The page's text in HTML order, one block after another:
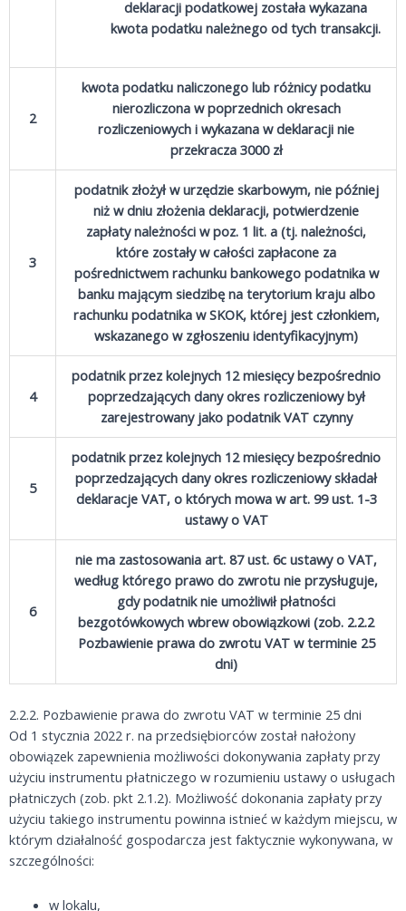
deklaracji podatkowej została wykazana
kwota podatku należnego od tych transakcji.
2
kwota podatku naliczonego lub różnicy podatku
nierozliczona w poprzednich okresach
rozliczeniowych i wykazana w deklaracji nie
przekracza 3000 zł
3
podatnik złożył w urzędzie skarbowym, nie później
niż w dniu złożenia deklaracji, potwierdzenie
zapłaty należności w poz. 1 lit. a (tj. należności,
które zostały w całości zapłacone za
pośrednictwem rachunku bankowego podatnika w
banku mającym siedzibę na terytorium kraju albo
rachunku podatnika w SKOK, której jest członkiem,
wskazanego w zgłoszeniu identyfikacyjnym)
4
podatnik przez kolejnych 12 miesięcy bezpośrednio
poprzedzających dany okres rozliczeniowy był
zarejestrowany jako podatnik VAT czynny
5
podatnik przez kolejnych 12 miesięcy bezpośrednio
poprzedzających dany okres rozliczeniowy składał
deklaracje VAT, o których mowa w art. 99 ust. 1-3
ustawy o VAT
6
nie ma zastosowania art. 87 ust. 6c ustawy o VAT,
według którego prawo do zwrotu nie przysługuje,
gdy podatnik nie umożliwił płatności
bezgotówkowych wbrew obowiązkowi (zob. 2.2.2
Pozbawienie prawa do zwrotu VAT w terminie 25
dni)
2.2.2. Pozbawienie prawa do zwrotu VAT w terminie 25 dni
Od 1 stycznia 2022 r. na przedsiębiorców został nałożony
obowiązek zapewnienia możliwości dokonywania zapłaty przy
użyciu instrumentu płatniczego w rozumieniu ustawy o usługach
płatniczych (zob. pkt 2.1.2). Możliwość dokonania zapłaty przy
użyciu takiego instrumentu powinna istnieć w każdym miejscu, w
którym działalność gospodarcza jest faktycznie wykonywana, w
szczególności:
w lokalu,